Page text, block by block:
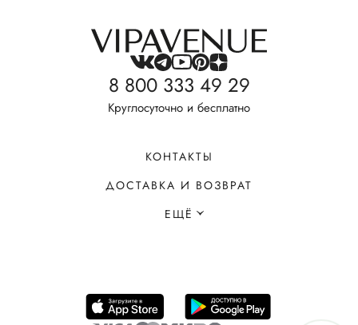
8 800 333 49 29
Круглосуточно и бесплатно
КОНТАКТЫ
ДОСТАВКА И ВОЗВРАТ
ЕЩЁ